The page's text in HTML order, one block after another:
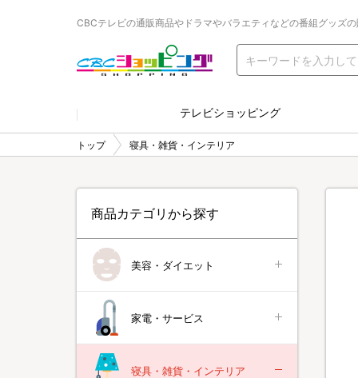
CBCテレビの通販商品やドラマやバラエティなどの番組グッズの
テレビショッピング
トップ 寝具・雑貨・インテリア
商品カテゴリから探す
美容・ダイエット
家電・サービス
寝具・雑貨・インテリア